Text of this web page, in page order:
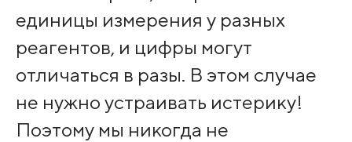
единицы измерения у разных
реагентов, и цифры могут
отличаться в разы. В этом случае
не нужно устраивать истерику!
Поэтому мы никогда не